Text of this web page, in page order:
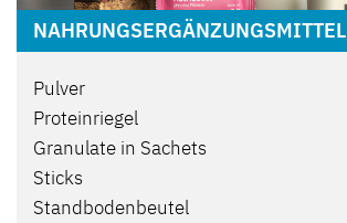
NAHRUNGSERGÄNZUNGSMITTEL
Pulver
Proteinriegel
Granulate in Sachets
Sticks
Standbodenbeutel